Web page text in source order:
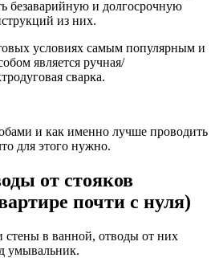
безаварийную и долгосрочную
из них.
условиях самым популярным и
является ручная/
сварка.
и как именно лучше проводить
для этого нужно.
от стояков
почти с нуля)
стены в ванной, отводы от них
умывальник.